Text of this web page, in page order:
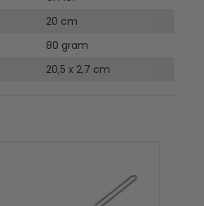
20 cm
80 gram
20,5 x 2,7 cm